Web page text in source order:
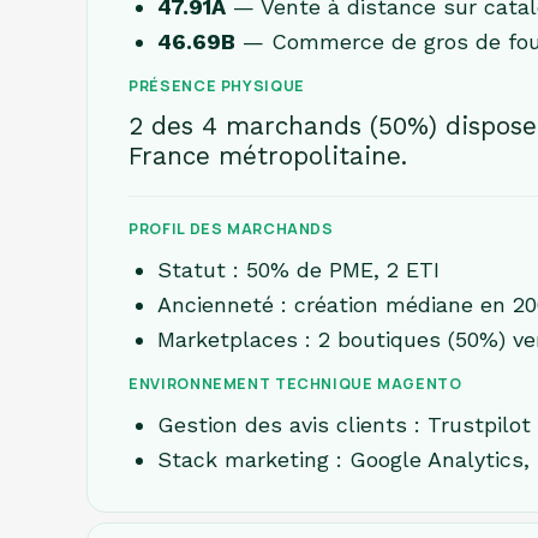
47.91A — Vente à distance sur
46.69B — Commerce de gros de
PRÉSENCE PHYSIQUE
2 des 4 marchands (50%)
France métropolitaine.
PROFIL DES MARCHANDS
Statut : 50% de PME, 2 ETI
Ancienneté : création médiane en
Marketplaces : 2 boutiques (50%)
ENVIRONNEMENT TECHNIQUE MAGENTO
Gestion des avis clients : Trustpilot
Stack marketing : Google